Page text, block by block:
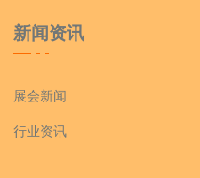
新闻资讯
展会新闻
行业资讯